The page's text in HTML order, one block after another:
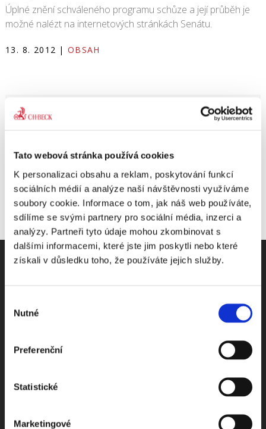
Tato webová stránka používá cookies
K personalizaci obsahu a reklam, poskytování funkcí
sociálních médií a analýze naší návštěvnosti využíváme
soubory cookie. Informace o tom, jak náš web používáte,
sdílíme se svými partnery pro sociální média, inzerci a
analýzy. Partneři tyto údaje mohou zkombinovat s
dalšími informacemi, které jste jim poskytli nebo které
získali v důsledku toho, že používáte jejich služby.
souhlasu
Nutné
Preferenční
Statistické
Marketingové
Úplné znění schváleného programu schůze a její průběh je
možné nalézt na internetových stránkách Senátu.
13. 8. 2012 | OBSAH
Share This Story, Choose Your Platform!
Odebírejte Beck-online
Dostávejte od nás pravidelný měsíční souhrn
toho nejpopulárnějšího obsahu.